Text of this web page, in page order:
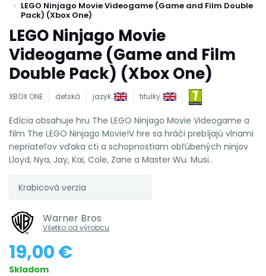
LEGO Ninjago Movie Videogame (Game and Film Double
Pack) (Xbox One)
LEGO Ninjago Movie
Videogame (Game and Film
Double Pack) (Xbox One)
XBOX ONE detská jazyk titulky
Edícia obsahuje hru The LEGO Ninjago Movie Videogame a
film The LEGO Ninjago Movie!V hre sa hráči prebíjajú vlnami
nepriateľov vďaka cti a schopnostiam obľúbených ninjov
Lloyd, Nya, Jay, Kai, Cole, Zane a Master Wu. Musi..
Krabicová verzia
Warner Bros
Všetko od výrobcu
19,00 €
Skladom